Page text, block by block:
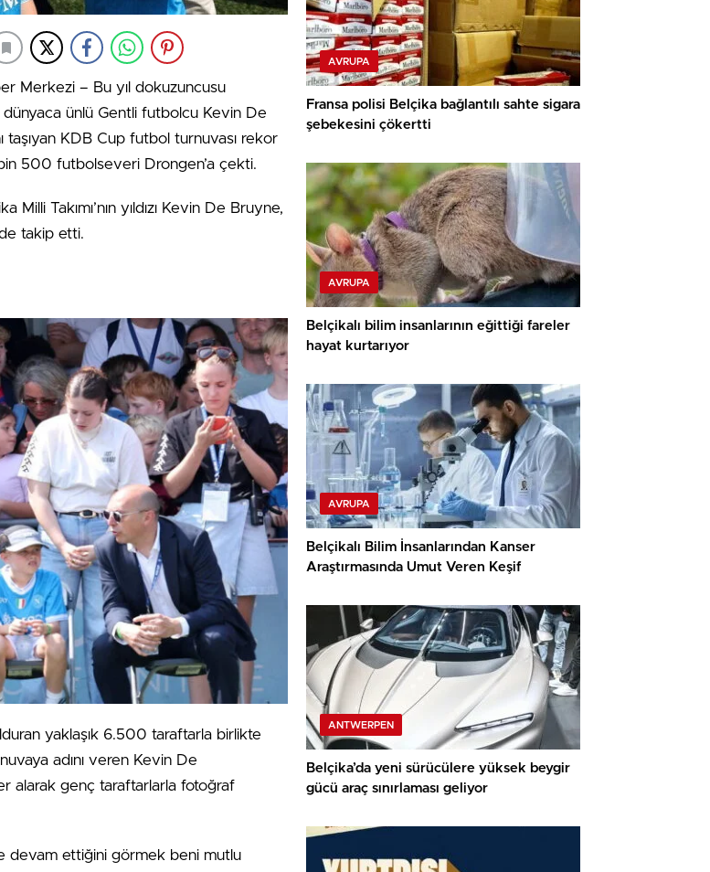
Merkezi – Bu yıl dokuzuncusu
ünlü Gentli futbolcu Kevin De
taşıyan KDB Cup futbol turnuvası rekor
bin 500 futbolseveri Drongen’a çekti.
Milli Takımı’nın yıldızı Kevin De Bruyne,
takip etti.
yaklaşık 6.500 taraftarla birlikte
adını veren Kevin De
alarak genç taraftarlarla fotoğraf
devam ettiğini görmek beni mutlu
AVRUPA
Fransa polisi Belçika bağlantılı sahte sigara
şebekesini çökertti
AVRUPA
Belçikalı bilim insanlarının eğittiği fareler
hayat kurtarıyor
AVRUPA
Belçikalı Bilim İnsanlarından Kanser
Araştırmasında Umut Veren Keşif
ANTWERPEN
Belçika’da yeni sürücülere yüksek beygir
gücü araç sınırlaması geliyor